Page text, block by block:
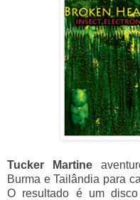
Tucker Martine
Burma e Tailândia para
O resultado é um